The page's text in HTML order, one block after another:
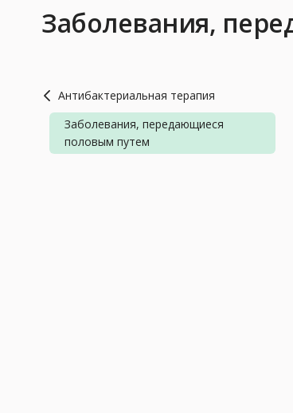
Заболевания,
Антибактериальная терапия
Заболевания, передающиеся
половым путем